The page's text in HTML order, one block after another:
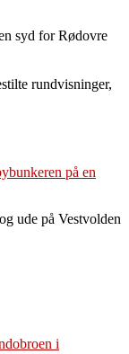
syd for Rødovre
rundvisninger,
ude på Vestvolden